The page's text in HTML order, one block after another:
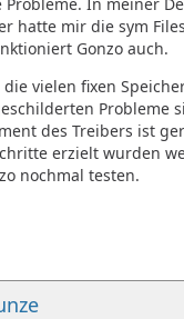
hatte mir die sym
Gonzo auch.
vielen fixen
Probleme
des Treibers ist
erzielt wurden
nochmal testen.